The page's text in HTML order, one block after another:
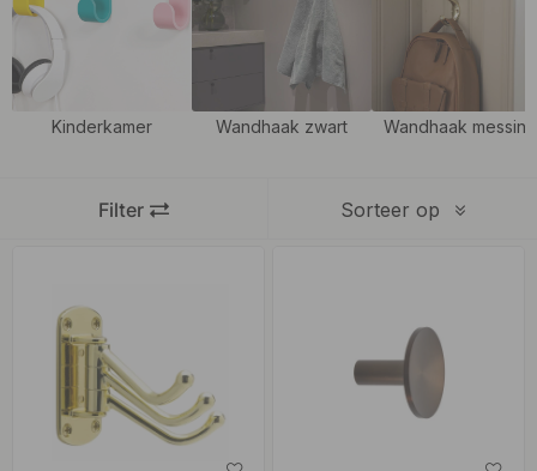
niet in contact komt met lucht of andere elementen.
Onbehandeld messing, deze afwerking is een gepolijst helder
messing dat zowel ouder wordt als patina omdat het niet gelakt
is. Gloednieuw, het is moeilijk om het verschil te zien in vergelijking
uitstraling en een uniforme uitstraling in het interieur.
Kinderkamer Wandhaak zwart Wandhaak messing
Sorteer op
Filter